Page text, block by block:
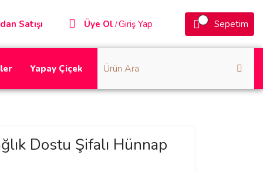
Satışı Üye Ol /Giriş Yap Sepetim
Yapay Çiçek
Dostu Şifalı Hünnap